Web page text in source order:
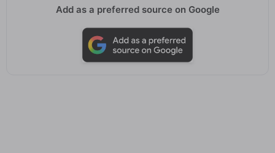
Add as a preferred source on Google